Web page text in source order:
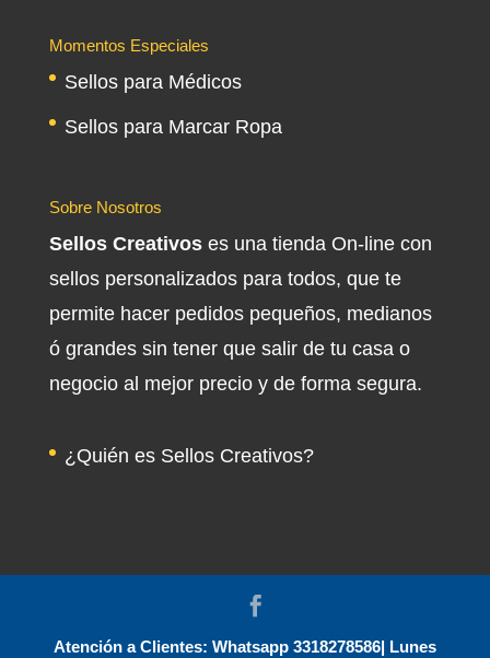
Momentos Especiales
Sellos para Médicos
Sellos para Marcar Ropa
Sobre Nosotros
Sellos Creativoses una tienda On-line con
sellos personalizados para todos, que te
permite hacer pedidos pequeños, medianos
ó grandes sin tener que salir de tu casa o
negocio al mejor precio y de forma segura.
¿Quién es Sellos Creativos?
Atención a Clientes: Whatsapp 3318278586| Lunes